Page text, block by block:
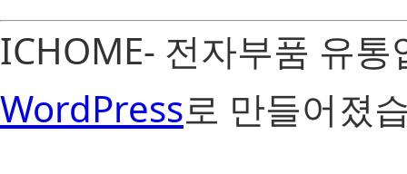
ICHOME- 전자부품 유
WordPress로 만들어졌